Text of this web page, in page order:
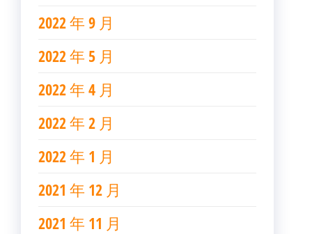
2022 年 9 月
2022 年 5 月
2022 年 4 月
2022 年 2 月
2022 年 1 月
2021 年 12 月
2021 年 11 月